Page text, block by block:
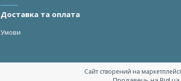
Доставка та оплата
Умови
Сайт створений на маркетплейсі